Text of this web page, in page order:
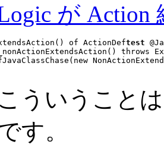
が Action
of ActionDeftest
_nonActionExtendsAction() throws
new
ういうこと
す。